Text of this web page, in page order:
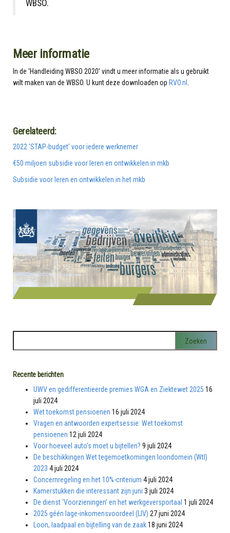
WBSO.
Meer informatie
In de ‘Handleiding WBSO 2020’ vindt u meer informatie als u gebruikt
wilt maken van de WBSO. U kunt deze downloaden op RVO.nl
Gerelateerd:
2022 ‘STAP-budget’ voor iedere werknemer
€50 miljoen subsidie voor leren en ontwikkelen in mkb
Subsidie voor leren en ontwikkelen in het mkb
Recente berichten
UWV en gedifferentieerde premies WGA en Ziektewet 2025 16
juli 2024
Wet toekomst pensioenen 16 juli 2024
Vragen en antwoorden expertsessie: Wet toekomst
pensioenen 12 juli 2024
Voor hoeveel auto’s moet u bijtellen? 9 juli 2024
De beschikkingen Wet tegemoetkomingen loondomein (Wtl)
2023 4 juli 2024
Concernregeling en het 10%-criterium 4 juli 2024
Kamerstukken die interessant zijn juni 3 juli 2024
De dienst ‘Voorzieningen’ en het werkgeversportaal 1 juli 2024
2025 géén lage-inkomensvoordeel (LIV) 27 juni 2024
Loon, laadpaal en bijtelling van de zaak18 juni 2024